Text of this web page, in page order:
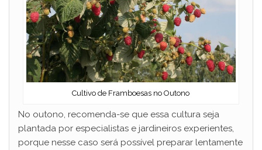
Cultivo de Framboesas no Outono
No outono, recomenda-se que essa cultura seja
plantada por especialistas e jardineiros experientes,
porque nesse caso será possível preparar lentamente